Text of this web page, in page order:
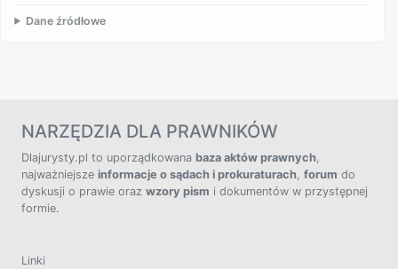
Dane źródłowe
NARZĘDZIA DLA PRAWNIKÓW
Dlajurysty.pl to uporządkowana baza aktów prawnych,
najważniejsze informacje o sądach i prokuraturach, forum do
dyskusji o prawie oraz wzory pism i dokumentów w przystępnej
formie.
Linki